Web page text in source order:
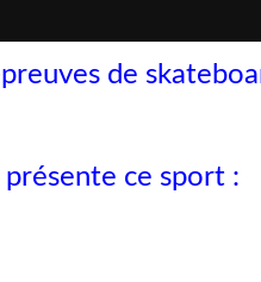
de
ce sport :